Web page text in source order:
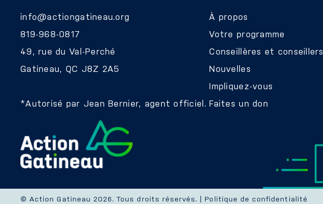
info@actiongatineau.org
819-968-0817
49, rue du Val-Perché
Gatineau, QC J8Z 2A5
*Autorisé par Jean Bernier, agent officiel.
À propos
Votre programme
Conseillères et conseillers
Nouvelles
Impliquez-vous
Faites un don
© Action Gatineau 2026. Tous droits réservés. |Politique de confidentialité